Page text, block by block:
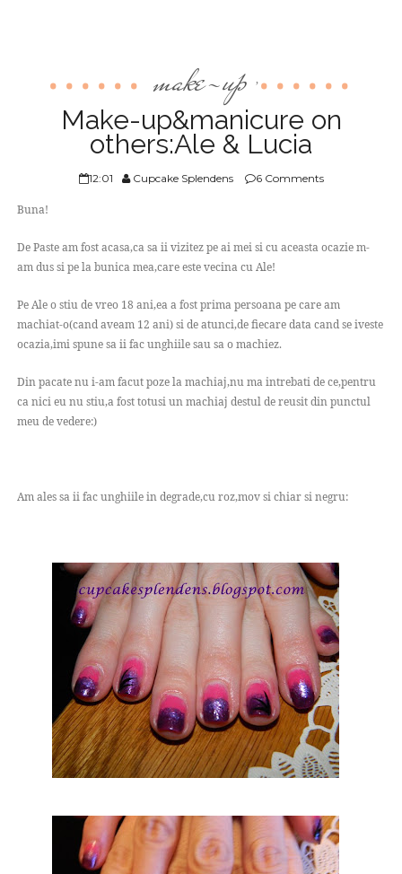
make-up ,
Make-up&manicure on
others:Ale & Lucia
12:01 Cupcake Splendens 6 Comments
Buna!
De Paste am fost acasa,ca sa ii vizitez pe ai mei si cu aceasta ocazie m-
am dus si pe la bunica mea,care este vecina cu Ale!
Pe Ale o stiu de vreo 18 ani,ea a fost prima persoana pe care am
machiat-o(cand aveam 12 ani) si de atunci,de fiecare data cand se iveste
ocazia,imi spune sa ii fac unghiile sau sa o machiez.
Din pacate nu i-am facut poze la machiaj,nu ma intrebati de ce,pentru
ca nici eu nu stiu,a fost totusi un machiaj destul de reusit din punctul
meu de vedere:)
Am ales sa ii fac unghiile in degrade,cu roz,mov si chiar si negru: